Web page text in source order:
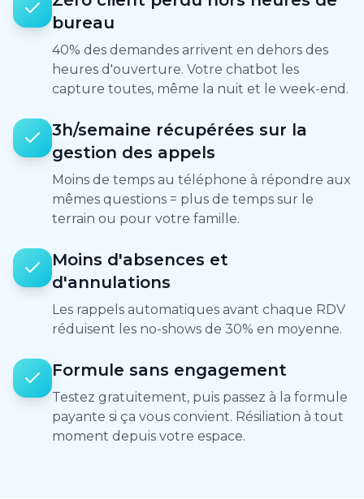
bureau
40% des demandes arrivent en dehors des
heures d'ouverture. Votre chatbot les
capture toutes, même la nuit et le week-end.
3h/semaine récupérées sur la
gestion des appels
Moins de temps au téléphone à répondre aux
mêmes questions = plus de temps sur le
terrain ou pour votre famille.
Moins d'absences et
d'annulations
Les rappels automatiques avant chaque RDV
réduisent les no-shows de 30% en moyenne.
Formule sans engagement
Testez gratuitement, puis passez à la formule
payante si ça vous convient. Résiliation à tout
moment depuis votre espace.